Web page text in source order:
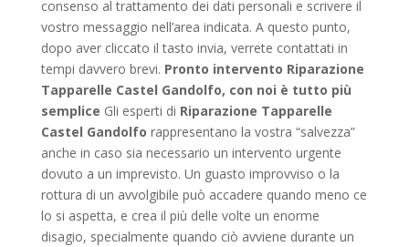
consenso al trattamento dei dati personali e scrivere il
vostro messaggio nell’area indicata. A questo punto,
dopo aver cliccato il tasto invia, verrete contattati in
tempi davvero brevi. Pronto intervento Riparazione
Tapparelle Castel Gandolfo, con noi è tutto più
semplice Gli esperti di Riparazione Tapparelle
Castel Gandolfo rappresentano la vostra “salvezza”
anche in caso sia necessario un intervento urgente
dovuto a un imprevisto. Un guasto improvviso o la
rottura di un avvolgibile può accadere quando meno ce
lo si aspetta, e crea il più delle volte un enorme
disagio, specialmente quando ciò avviene durante un